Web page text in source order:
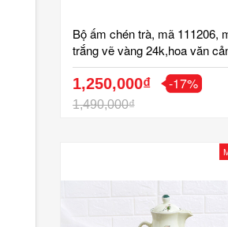
Bộ ấm chén trà, mã 111206,
trắng vẽ vàng 24k,hoa văn
đồng quê,gốm bát tràng tinh
1,250,000₫
1,490,000₫
-17%